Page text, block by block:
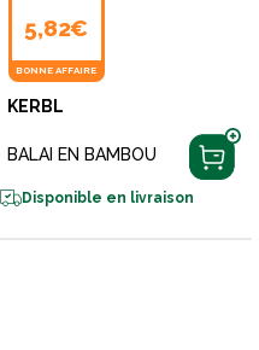
5,82€
BONNE AFFAIRE
KERBL
BALAI EN BAMBOU
Disponible en livraison